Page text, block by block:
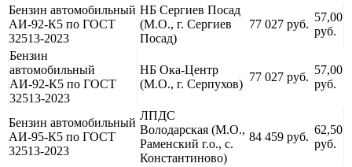
Бензин автомобильный
АИ-92-К5 по ГОСТ
32513-2023
НБ Сергиев Посад
(М.О., г. Сергиев
Посад)
77 027 руб.
57,00
руб.
Бензин
автомобильный
АИ-92-К5 по ГОСТ
32513-2023
НБ Ока-Центр
(М.О., г. Серпухов)
77 027 руб.
57,00
руб.
Бензин автомобильный
АИ-95-К5 по ГОСТ
32513-2023
ЛПДС
Володарская (М.О.,
Раменский г.о., с.
Константиново)
84 459 руб.
62,50
руб.